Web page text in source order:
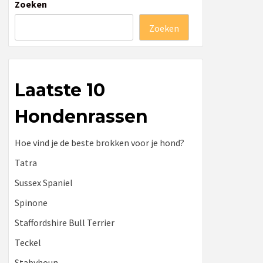
Zoeken
Zoeken
Laatste 10
Hondenrassen
Hoe vind je de beste brokken voor je hond?
Tatra
Sussex Spaniel
Spinone
Staffordshire Bull Terrier
Teckel